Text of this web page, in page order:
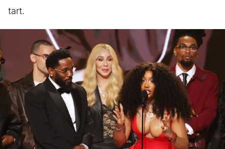
tart.